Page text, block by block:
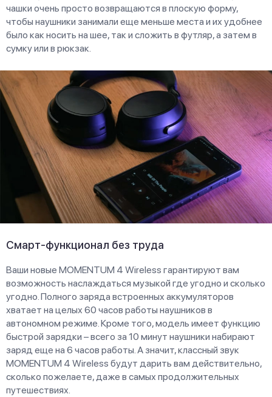
чашки очень просто возвращаются в плоскую форму,
чтобы наушники занимали еще меньше места и их удобнее
было как носить на шее, так и сложить в футляр, а затем в
сумку или в рюкзак.
Смарт-функционал без труда
Ваши новые MOMENTUM 4 Wireless гарантируют вам
возможность наслаждаться музыкой где угодно и сколько
угодно. Полного заряда встроенных аккумуляторов
хватает на целых 60 часов работы наушников в
автономном режиме. Кроме того, модель имеет функцию
быстрой зарядки – всего за 10 минут наушники набирают
заряд еще на 6 часов работы. А значит, классный звук
MOMENTUM 4 Wireless будут дарить вам действительно,
сколько пожелаете, даже в самых продолжительных
путешествиях.